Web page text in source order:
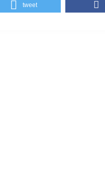
tweet